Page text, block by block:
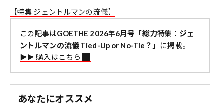
【特集 ジェントルマンの流儀】
この記事はGOETHE 2026年6月号「総力特集：ジェ
ントルマンの流儀 Tied-Up or No-Tie？」 に掲載。
▶︎▶︎ 購入はこちら
あなたにオススメ